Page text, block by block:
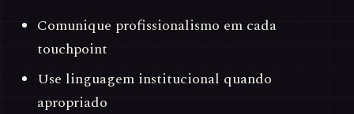
Comunique profissionalismo em cada
touchpoint
Use linguagem institucional quando
apropriado